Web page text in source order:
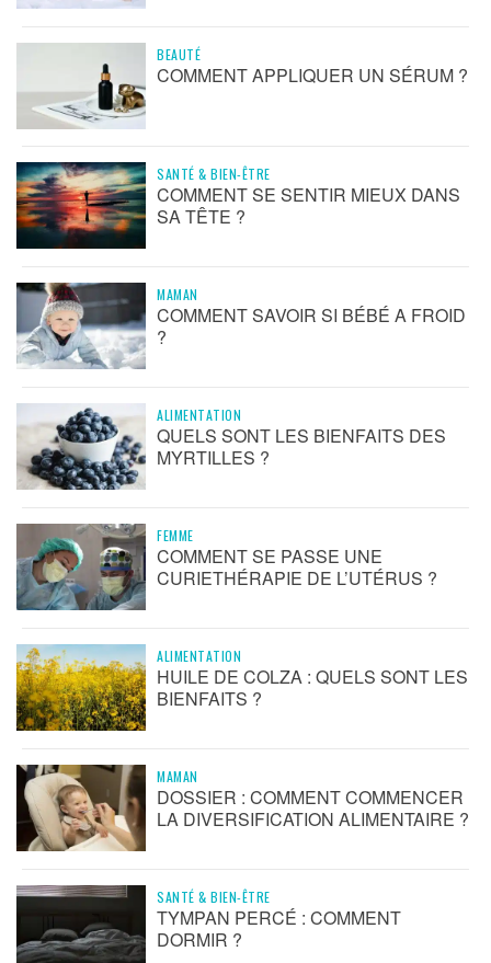
BEAUTÉ
COMMENT APPLIQUER UN SÉRUM ?
SANTÉ & BIEN-ÊTRE
COMMENT SE SENTIR MIEUX DANS
SA TÊTE ?
MAMAN
COMMENT SAVOIR SI BÉBÉ A FROID
?
ALIMENTATION
QUELS SONT LES BIENFAITS DES
MYRTILLES ?
FEMME
COMMENT SE PASSE UNE
CURIETHÉRAPIE DE L’UTÉRUS ?
ALIMENTATION
HUILE DE COLZA : QUELS SONT LES
BIENFAITS ?
MAMAN
DOSSIER : COMMENT COMMENCER
LA DIVERSIFICATION ALIMENTAIRE ?
SANTÉ & BIEN-ÊTRE
TYMPAN PERCÉ : COMMENT
DORMIR ?